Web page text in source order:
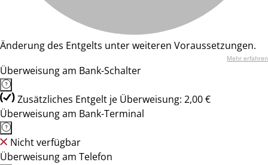
Änderung des Entgelts unter weiteren Voraussetzungen.
Mehr erfahren
Überweisung am Bank-Schalter
Zusätzliches Entgelt je Überweisung: 2,00 €
Überweisung am Bank-Terminal
Nicht verfügbar
Überweisung am Telefon